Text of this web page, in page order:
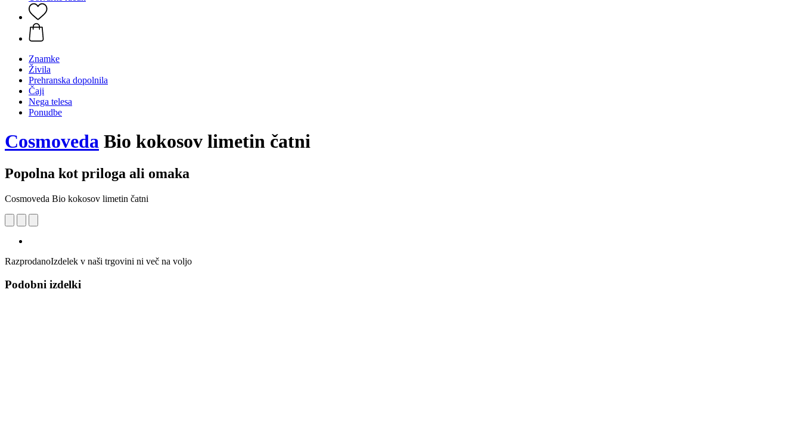
Znamke
Živila
Prehranska dopolnila
Čaji
Nega telesa
Ponudbe
Cosmoveda Bio kokosov limetin čatni
Popolna kot priloga ali omaka
Cosmoveda Bio kokosov limetin čatni
RazprodanoIzdelek v naši trgovini ni več na voljo
Podobni izdelki